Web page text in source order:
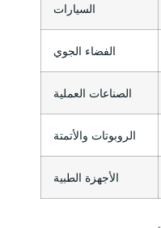
السيارات
الفضاء الجوي
الصناعات العملية
الروبوتات والأتمتة
الأجهزة الطبية